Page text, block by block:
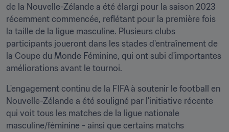
de la Nouvelle-Zélande a été élargi pour la saison 2023
récemment commencée, reflétant pour la première fois
la taille de la ligue masculine. Plusieurs clubs
participants joueront dans les stades d'entraînement de
la Coupe du Monde Féminine, qui ont subi d'importantes
améliorations avant le tournoi.
L'engagement continu de la FIFA à soutenir le football en
Nouvelle-Zélande a été souligné par l'initiative récente
qui voit tous les matches de la ligue nationale
masculine/féminine - ainsi que certains matchs